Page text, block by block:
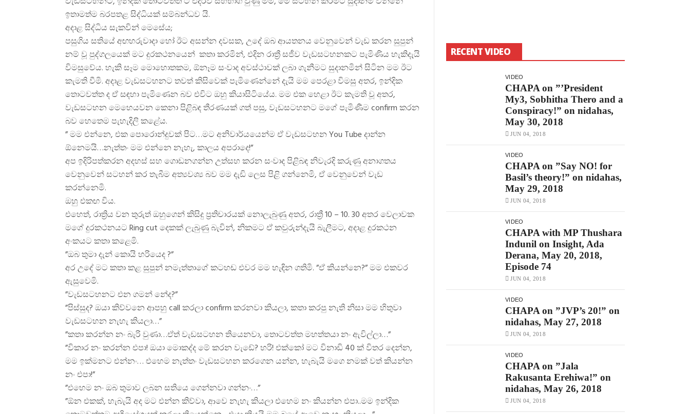
ඉතාමත්ම බරපතළ සිද්ධියක් සම්බන්ධව යි.
අදාළ සිද්ධිය සැකවින් මෙසේය;
පසුගිය සතියේ අඟහරුවාදා හෝ ඊට අසන්න දවසක, උදේ ඔබ ආයතනය වෙනුවෙන් වැඩ කරන සුපුන්
නම් වූ පුද්ගලයෙක් මට දුරකථනයෙන් කතා කරමින්, එදින රාත්‍රී සජීව වැඩසටහනකට පැමිණිය හැකිදැයි
විමසුවේය. හැකි සෑම මොහොතකම, ඕනෑම සංවාද අවස්ථාවක් ලබා ගැනීමට සුදානමින් සිටින මම ඊට
කැමති වීමි. අදාළ වැඩසටහනට තවත් කිසිවෙක් පැමිණෙන්නේ දැයි මම පෙරළා විමසු අතර, ඉන්දික
තොටවත්ත ද ඒ සඳහා පැමිණෙන බව එවිට ඔහු කියාසිටියේය. මම එක හෙළා ඊට කැමති වූ අතර,
වැඩසටහන මෙහෙයවන කෙනා පිළිබඳ තීරණයක් ගත් පසු, වැඩසටහනට මගේ පැමිණීම confirm කරන
බව හෙතෙම පැහැදිලි කළේය.
” මම එන්නෙ, එක පොරොන්දුවක් පිට…මට අනිවාර්යයෙන්ම ඒ වැඩසටහන You Tube දාන්න
ඕනෙමයි…නැත්තං මම එන්නෙ නැහැ, කාලය අපරාදෙ!”
අප ඉදිරිපත්කරන අදහස් සහ ගොඩනගන්න උත්සහ කරන සංවාද පිළිබඳ නිවැරදි කරුණු අනාගතය
වෙනුවෙන් සටහන් කර තැබීම අත්‍යවශ්‍ය බව මම දැඩි ලෙස පිළි ගන්නෙමි, ඒ වෙනුවෙන් වැඩ
කරන්නෙමි.
ඔහු එකඟ විය.
එහෙත්, රාත්‍රිය වන තුරුත් ඔහුගෙන් කිසිදු ප්‍රතිචාරයක් නොලැබුණු අතර, රාත්‍රී 10 – 10. 30 අතර වෙලාවක
මගේ දුරකථනයට Ring cut දෙකක් ලැබුණු බැවින්, නිකමට ඒ කවුරුන්දැයි බැලීමට, අදාළ දුරකථන
අංකයට කතා කළෙමි.
”ඔබ තුමා දැන් කොයි හරියෙද ?”
අර උදේ මට කතා කළ සුපුන් නමැත්තාගේ කටහඬ එවර මම හැඳින ගතිමි. ”ඒ කියන්නෙ?” මම එකවර
ඇසුවෙමි.
”වැඩසටහනට එන ගමන් නේද?”
”පිස්සුද? ඔයා කිව්වනෙ ආපහු call කරලා confirm කරනවා කියලා, කතා කරපු නැති නිසා මම හිතුවා
වැඩසටහන නැහැ කියලා…”
”කතා කරන්න නං බැරි වුණා…ඒත් වැඩසටහන තියෙනවා, තොටවත්ත මහත්තයා නං ඇවිල්ලා…”
”විකාර නං කරන්න එපා! ඔයා මොකද්ද මේ කරන වැඩේ? හරි! එක්කෝ මට විනාඩි 40 ක් විතර දෙන්න,
මම ඉක්මනට එන්නං… එහෙම නැත්තං වැඩසටහන කරගෙන යන්න, හැබැයි මගෙ නමක් වත් කියන්න
නං එපා!”
”එහෙම නං ඔබ තුමාව ලබන සතියෙ ගෙන්නවා ගන්නං…”
”ඕන එකක්, හැබැයි අද මට එන්න කිව්වා, ආවෙ නැහැ කියලා එහෙම නං කියන්න එපා..මම ඉන්දික
RECENT VIDEO
VIDEO
CHAPA on ”’President
My3, Sobhitha Thero and a
Conspiracy!” on nidahas,
May 30, 2018
JUN 04, 2018
VIDEO
CHAPA on ”Say NO! for
Basil’s theory!” on nidahas,
May 29, 2018
JUN 04, 2018
VIDEO
CHAPA with MP Thushara
Indunil on Insight, Ada
Derana, May 20, 2018,
Episode 74
JUN 04, 2018
VIDEO
CHAPA on ”JVP’s 20!” on
nidahas, May 27, 2018
JUN 04, 2018
VIDEO
CHAPA on ”Jala
Rakusanta Erehiwa!” on
nidahas, May 26, 2018
JUN 04, 2018